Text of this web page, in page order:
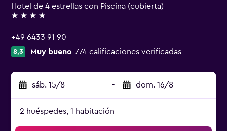
Hotel de 4 estrellas con Piscina (cubierta)
4 estrellas
+49 6433 91 90
8,3 Muy bueno 774 calificaciones verificadas
sáb. 15/8 - dom. 16/8
2 huéspedes, 1 habitación